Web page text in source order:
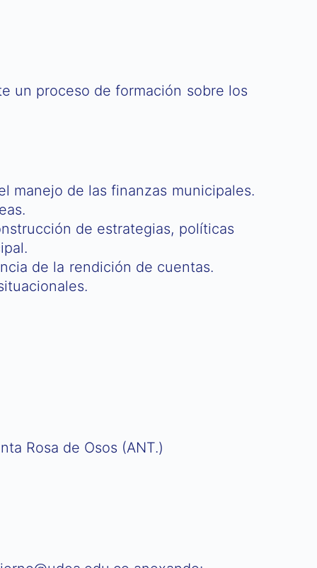
un proceso de formación sobre los
manejo de las finanzas municipales.
de estrategias, políticas
de la rendición de cuentas.
Rosa de Osos (ANT.)